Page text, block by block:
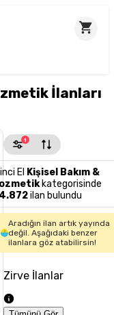
İlanları
1
El Kişisel Bakım &
kategorisinde
ilan bulundu
Aradığın ilan artık yayında
değil. Aşağıdaki benzer
ilanlara göz atabilirsin!
Zirve İlanlar